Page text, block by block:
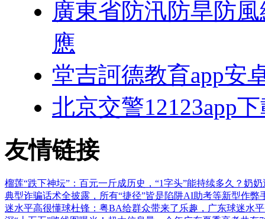
廣東省防汛防旱防
應
堂吉訶德教育app安
北京交警12123app
友情链接
榴莲“跌下神坛”：百元一斤成历史，“1字头”能持续多久？ 奶奶
典型诈骗话术全披露，所有“捷径”皆是陷阱AI助考等新型作弊
迷水平高很懂球杜锋：粤BA给群众带来了乐趣，广东球迷水